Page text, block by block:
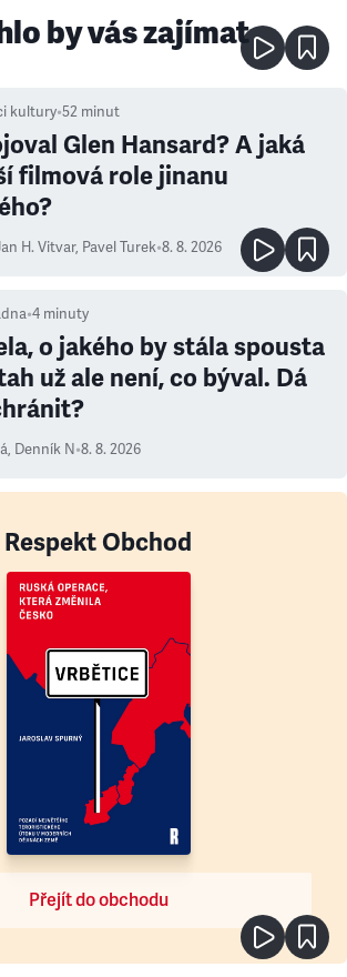
by vás zajímat
kultury•52 minut
Glen Hansard? A jaká
filmová role jinanu
H. Vitvar, Pavel Turek•8. 8. 2026
•4 minuty
o jakého by stála spousta
už ale není, co býval. Dá
, Denník N•8. 8. 2026
Respekt Obchod
Přejít do obchodu